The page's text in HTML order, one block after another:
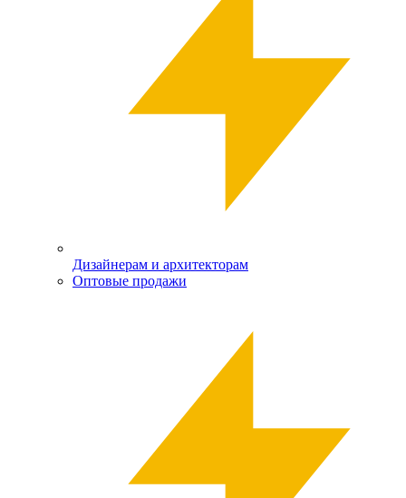
Дизайнерам и архитекторам
Оптовые продажи